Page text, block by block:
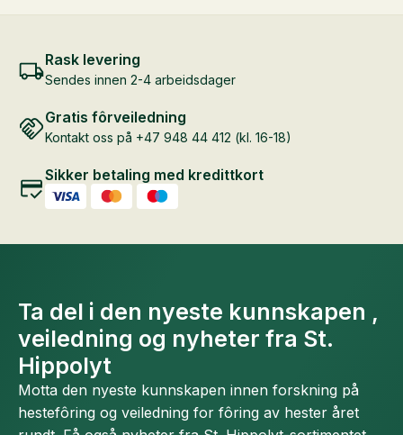
Rask levering
Sendes innen 2-4 arbeidsdager
Gratis fôrveiledning
Kontakt oss på +47 948 44 412 (kl. 16-18)
Sikker betaling med kredittkort
Ta del i den nyeste kunnskapen ,
veiledning og nyheter fra St.
Hippolyt
Motta den nyeste kunnskapen innen forskning på
hestefôring og veiledning for fôring av hester året